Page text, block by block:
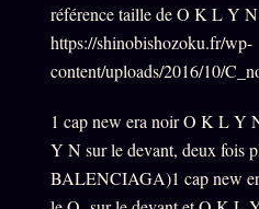
référence taille de O K L Y N
https://shinobishozoku.fr/wp-
content/uploads/2016/10/
1 cap new era noir O K L Y
Y N sur le devant, deux fois
BALENCIAGA)1 cap new